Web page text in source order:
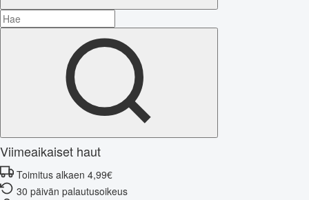
Viimeaikaiset haut
Toimitus alkaen 4,99€
30 päivän palautusoikeus